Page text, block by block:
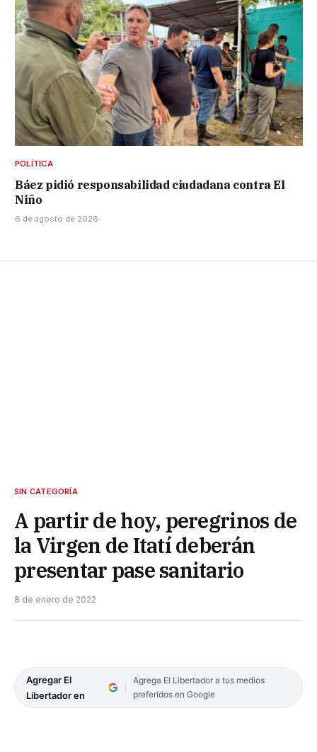
POLÍTICA
Báez pidió responsabilidad ciudadana contra El
Niño
6 de agosto de 2026
SIN CATEGORÍA
A partir de hoy, peregrinos de
la Virgen de Itatí deberán
presentar pase sanitario
8 de enero de 2022
Agregar El
Libertador en
Agrega El Libertador a tus medios
preferidos en Google